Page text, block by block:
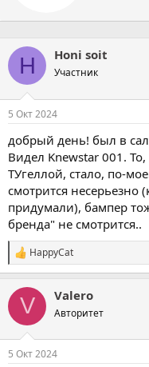
H Honi soit
Участник
5 Окт 2024
добрый день! был в
Видел Knewstar 001.
ТУгеллой, стало, по-
смотрится несерьезно
придумали), бампер
бренда" не смотрится..
С
и
п
т
HappyCat
V Valero
Авторитет
5 Окт 2024